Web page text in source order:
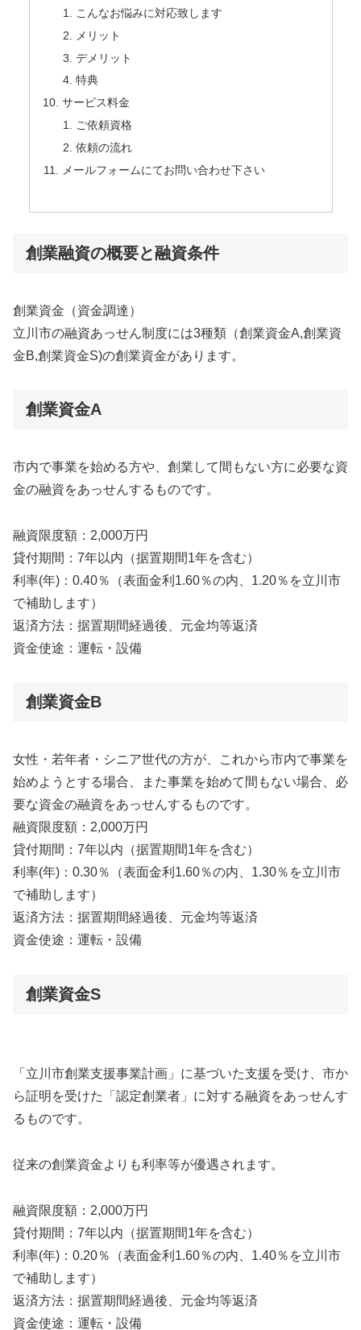
こんなお悩みに対応致します
メリット
デメリット
特典
サービス料金
ご依頼資格
依頼の流れ
メールフォームにてお問い合わせ下さい
創業融資の概要と融資条件
創業資金（資金調達）
立川市の融資あっせん制度には3種類（創業資金A,創業資
金B,創業資金S)の創業資金があります。
創業資金A
市内で事業を始める方や、創業して間もない方に必要な資
金の融資をあっせんするものです。
融資限度額：2,000万円
貸付期間：7年以内（据置期間1年を含む）
利率(年)：0.40％（表面金利1.60％の内、1.20％を立川市
で補助します）
返済方法：据置期間経過後、元金均等返済
資金使途：運転・設備
創業資金B
女性・若年者・シニア世代の方が、これから市内で事業を
始めようとする場合、また事業を始めて間もない場合、必
要な資金の融資をあっせんするものです。
融資限度額：2,000万円
貸付期間：7年以内（据置期間1年を含む）
利率(年)：0.30％（表面金利1.60％の内、1.30％を立川市
で補助します）
返済方法：据置期間経過後、元金均等返済
資金使途：運転・設備
創業資金S
「立川市創業支援事業計画」に基づいた支援を受け、市か
ら証明を受けた「認定創業者」に対する融資をあっせんす
るものです。
従来の創業資金よりも利率等が優遇されます。
融資限度額：2,000万円
貸付期間：7年以内（据置期間1年を含む）
利率(年)：0.20％（表面金利1.60％の内、1.40％を立川市
で補助します）
返済方法：据置期間経過後、元金均等返済
資金使途：運転・設備